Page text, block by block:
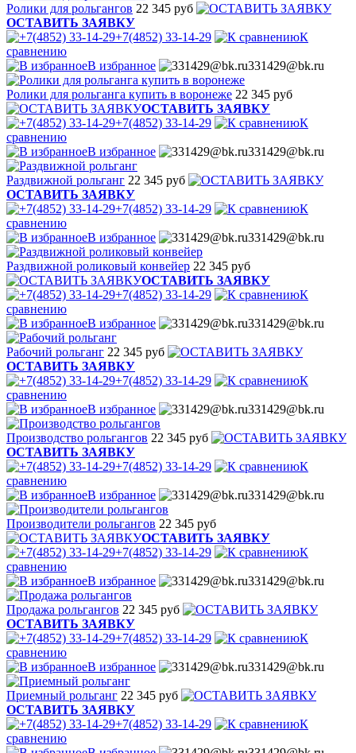
Ролики для рольгангов 22 345 руб
ОСТАВИТЬ ЗАЯВКУ
+7(4852) 33-14-29
К
сравнению
В избранное
331429@bk.ru
Ролики для рольганга купить в воронеже 22 345 руб
ОСТАВИТЬ ЗАЯВКУ
+7(4852) 33-14-29
К
сравнению
В избранное
331429@bk.ru
Раздвижной рольганг 22 345 руб
ОСТАВИТЬ ЗАЯВКУ
+7(4852) 33-14-29
К
сравнению
В избранное
331429@bk.ru
Раздвижной роликовый конвейер 22 345 руб
ОСТАВИТЬ ЗАЯВКУ
+7(4852) 33-14-29
К
сравнению
В избранное
331429@bk.ru
Рабочий рольганг 22 345 руб
ОСТАВИТЬ ЗАЯВКУ
+7(4852) 33-14-29
К
сравнению
В избранное
331429@bk.ru
Производство рольгангов 22 345 руб
ОСТАВИТЬ ЗАЯВКУ
+7(4852) 33-14-29
К
сравнению
В избранное
331429@bk.ru
Производители рольгангов 22 345 руб
ОСТАВИТЬ ЗАЯВКУ
+7(4852) 33-14-29
К
сравнению
В избранное
331429@bk.ru
Продажа рольгангов 22 345 руб
ОСТАВИТЬ ЗАЯВКУ
+7(4852) 33-14-29
К
сравнению
В избранное
331429@bk.ru
Приемный рольганг 22 345 руб
ОСТАВИТЬ ЗАЯВКУ
+7(4852) 33-14-29
К
сравнению